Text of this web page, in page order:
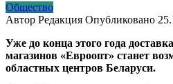
Общество
Автор Редакция Опубликовано
Уже до конца этого года
магазинов «Евроопт» станет
областных центров Беларуси.